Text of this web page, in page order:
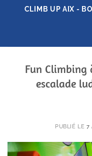
PasserCLIMB UP AIX -
Fun Climbing
escalade
PUBLIÉ LE 7